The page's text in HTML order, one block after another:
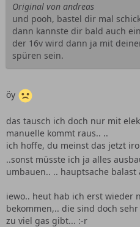
Original von andreas
und pooh, bastel dir mal
dann kannste dir bald auch
der 16v wird dann ja mit
spüren sein.
öy
das tausch ich doch nur mit
manuelle kommt raus.. ..
ich hoffe, du meinst das jetzt
..sonst müsste ich ja alles
umbauen.. .. hauptsache balast
iewo.. heut hab ich erst wieder
bekommen,.. die sind doch
zu viel gas gibt... :-r